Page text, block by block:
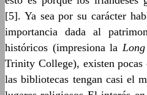
[5]. Ya sea por su carácter
importancia dada al
históricos (impresiona la
Trinity College), existen pocas
las bibliotecas tengan casi el